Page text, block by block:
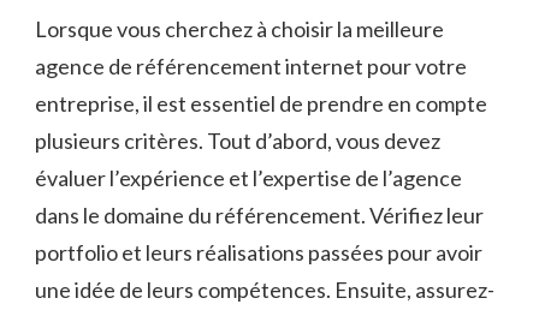
Lorsque vous cherchez à choisir la meilleure
agence de référencement internet pour votre
entreprise, il est essentiel de prendre en compte
plusieurs critères. Tout d’abord, vous devez
évaluer l’expérience et l’expertise de l’agence
dans le domaine du référencement. Vérifiez leur
portfolio et leurs réalisations passées pour avoir
une idée de leurs compétences. Ensuite, assurez-